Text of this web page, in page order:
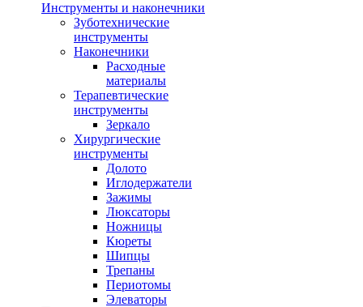
Инструменты и наконечники
Зуботехнические
инструменты
Наконечники
Расходные
материалы
Терапевтические
инструменты
Зеркало
Хирургические
инструменты
Долото
Иглодержатели
Зажимы
Люксаторы
Ножницы
Кюреты
Шипцы
Трепаны
Периотомы
Элеваторы